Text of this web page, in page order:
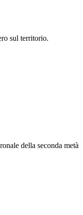
sul territorio.
della seconda metà